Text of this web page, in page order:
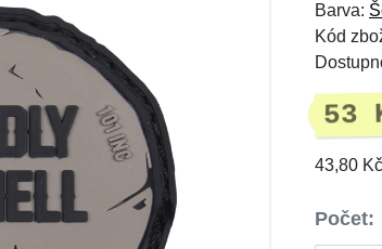
Barva:
Kód
53
43,80
Počet: